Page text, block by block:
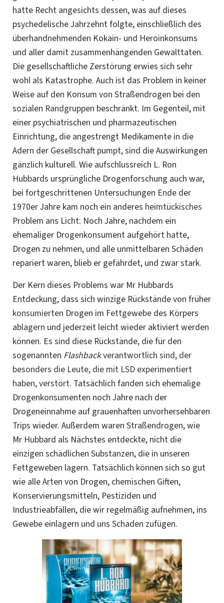
hatte Recht angesichts dessen, was auf dieses
psychedelische Jahrzehnt folgte, einschließlich des
überhandnehmenden Kokain- und Heroinkonsums
und aller damit zusammenhängenden Gewalttaten.
Die gesellschaftliche Zerstörung erwies sich sehr
wohl als Katastrophe. Auch ist das Problem in keiner
Weise auf den Konsum von Straßendrogen bei den
sozialen Randgruppen beschränkt. Im Gegenteil, mit
einer psychiatrischen und pharmazeutischen
Einrichtung, die angestrengt Medikamente in die
Adern der Gesellschaft pumpt, sind die Auswirkungen
gänzlich kulturell. Wie aufschlussreich L. Ron
Hubbards ursprüngliche Drogenforschung auch war,
bei fortgeschrittenen Untersuchungen Ende der
1970er Jahre kam noch ein anderes heimtückisches
Problem ans Licht: Noch Jahre, nachdem ein
ehemaliger Drogenkonsument aufgehört hatte,
Drogen zu nehmen, und alle unmittelbaren Schäden
repariert waren, blieb er gefährdet, und zwar stark.
Der Kern dieses Problems war Mr Hubbards
Entdeckung, dass sich winzige Rückstände von früher
konsumierten Drogen im Fettgewebe des Körpers
ablagern und jederzeit leicht wieder aktiviert werden
können. Es sind diese Rückstände, die für den
sogenannten Flashbackverantwortlich sind, der
besonders die Leute, die mit LSD experimentiert
haben, verstört. Tatsächlich fanden sich ehemalige
Drogenkonsumenten noch Jahre nach der
Drogeneinnahme auf grauenhaften unvorhersehbaren
Trips wieder. Außerdem waren Straßendrogen, wie
Mr Hubbard als Nächstes entdeckte, nicht die
einzigen schädlichen Substanzen, die in unseren
Fettgeweben lagern. Tatsächlich können sich so gut
wie alle Arten von Drogen, chemischen Giften,
Konservierungsmitteln, Pestiziden und
Industrieabfällen, die wir regelmäßig aufnehmen, ins
Gewebe einlagern und uns Schaden zufügen.